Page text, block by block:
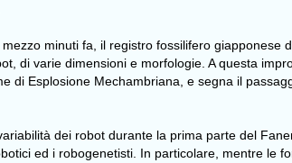
minuti fa, il registro fossilifero giapponese
di varie dimensioni e morfologie. A questa
di Esplosione Mechambriana , e segna il
dei robot durante la prima parte del
ed i robogenetisti. In particolare, mentre le